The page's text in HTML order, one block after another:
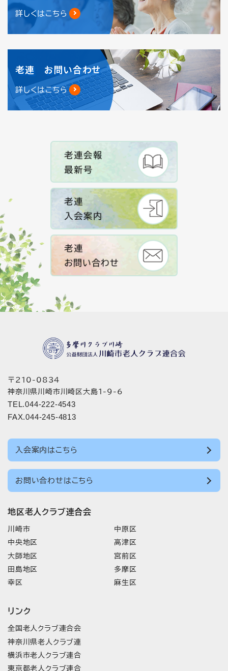
詳しくはこちら
老連 お問い合わせ
詳しくはこちら
〒210-0834
神奈川県川崎市川崎区大島1-9-6
TEL.044-222-4543
FAX.044-245-4813
入会案内はこちら
お問い合わせはこちら
地区老人クラブ連合会
川崎市
中央地区
大師地区
田島地区
幸区
中原区
高津区
宮前区
多摩区
麻生区
リンク
全国老人クラブ連合会
神奈川県老人クラブ連
横浜市老人クラブ連合
東京都老人クラブ連合